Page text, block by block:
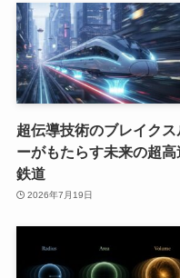
超伝導技術のブレイクス
ーがもたらす未来の超高
鉄道
2026年7月19日